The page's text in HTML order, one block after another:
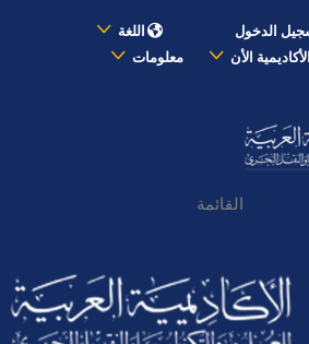
الدخول
اللغة
الأكاديمية الأن معلومات
القائمة